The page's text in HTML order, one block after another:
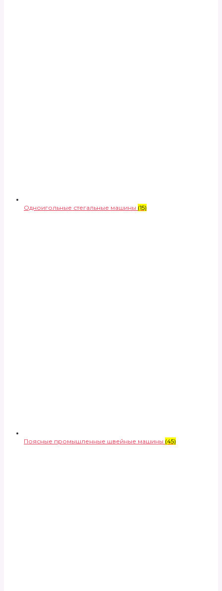
Одноигольные стегальные машины (15)
Поясные промышленные швейные машины (45)